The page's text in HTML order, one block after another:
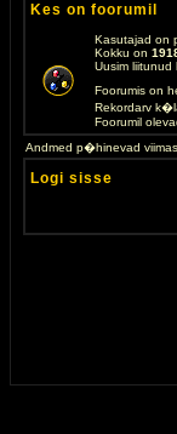
Kes on foorumil
Kasutajad on
Kokku on
Uusim liitunud
Foorumis on
Rekordarv
Foorumil
Andmed p�hinevad
Logi sisse